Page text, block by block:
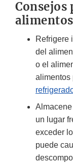
Consejos
Refrigere
del
o el
alimentos
un lugar
exceder
puede